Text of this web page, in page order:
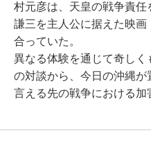
村元彦は、天皇の戦争責
謙三を主人公に据えた映画
合っていた。
異なる体験を通じて奇しく
の対談から、今日の沖縄
言える先の戦争における加